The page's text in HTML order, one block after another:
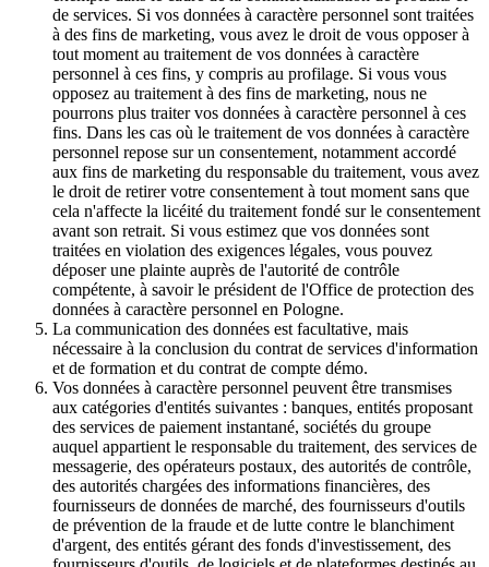
de services. Si vos données à caractère personnel sont traitées
à des fins de marketing, vous avez le droit de vous opposer à
tout moment au traitement de vos données à caractère
personnel à ces fins, y compris au profilage. Si vous vous
opposez au traitement à des fins de marketing, nous ne
pourrons plus traiter vos données à caractère personnel à ces
fins. Dans les cas où le traitement de vos données à caractère
personnel repose sur un consentement, notamment accordé
aux fins de marketing du responsable du traitement, vous avez
le droit de retirer votre consentement à tout moment sans que
cela n'affecte la licéité du traitement fondé sur le consentement
avant son retrait. Si vous estimez que vos données sont
traitées en violation des exigences légales, vous pouvez
déposer une plainte auprès de l'autorité de contrôle
compétente, à savoir le président de l'Office de protection des
données à caractère personnel en Pologne.
La communication des données est facultative, mais
nécessaire à la conclusion du contrat de services d'information
et de formation et du contrat de compte démo.
Vos données à caractère personnel peuvent être transmises
aux catégories d'entités suivantes : banques, entités proposant
des services de paiement instantané, sociétés du groupe
auquel appartient le responsable du traitement, des services de
messagerie, des opérateurs postaux, des autorités de contrôle,
des autorités chargées des informations financières, des
fournisseurs de données de marché, des fournisseurs d'outils
de prévention de la fraude et de lutte contre le blanchiment
d'argent, des entités gérant des fonds d'investissement, des